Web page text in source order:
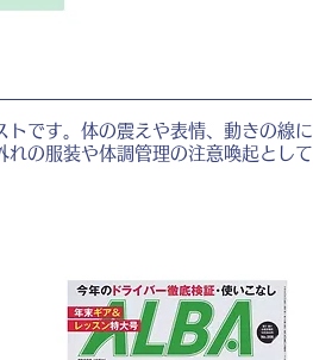
です。体の震えや表情、動きの線に
の服装や体調管理の注意喚起として